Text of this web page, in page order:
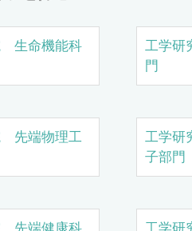
生命機能科
工学研
門
先端物理工
工学研
子部門